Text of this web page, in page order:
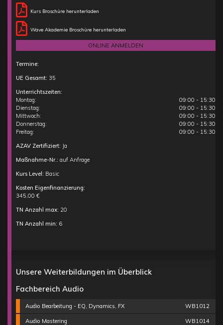
Kurs Broschüre herunterladen
Wave Akademie Broschüre herunterladen
ONLINE ANMELDEN
Termine:
UE Gesamt: 35
Unterrichtszeiten:
Montag:
09:00 - 15:30
Dienstag:
09:00 - 15:30
Mittwoch:
09:00 - 15:30
Donnerstag:
09:00 - 15:30
Freitag:
09:00 - 15:30
AZAV Zertifiziert: Ja
Maßnahme-Nr.: auf Anfrage
Kurs Level: Basic
Kosten Eigenfinanzierung:
345,00 €
TN Anzahl max: 20
TN Anzahl min: 6
Unsere Weiterbildungen im Überblick
Fachbereich Audio
Audio Bearbeitung - EQ, Dynamics, FX WB1012
Audio Mastering WB1014